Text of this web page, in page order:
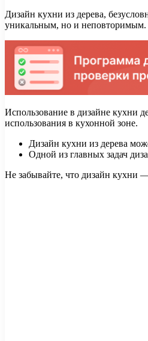
Дизайн кухни из дерева,
уникальным, но и неповторимым.
Использование в дизайне кухни
использования в кухонной зоне.
Дизайн кухни из дерева
Одной из главных задач
Не забывайте, что дизайн кухни